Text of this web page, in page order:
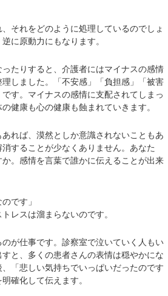
それをどのように処理しているのでしょ
に原動力にもなります。
たりすると、介護者にはマイナスの感情
しました。「不安感」「負担感」「被害
す。マイナスの感情に支配されてしまっ
健康も心の健康も蝕まれていきます。
れば、漠然としか意識されないこともあ
することが少なくありません。あなた
。感情を言葉で誰かに伝えることが出来
です」
レスは溜まらないのです。
が仕事です。診察室で泣いていく人もい
と、多くの患者さんの表情は穏やかにな
「悲しい気持ちでいっぱいだったのです
確化して伝えます。